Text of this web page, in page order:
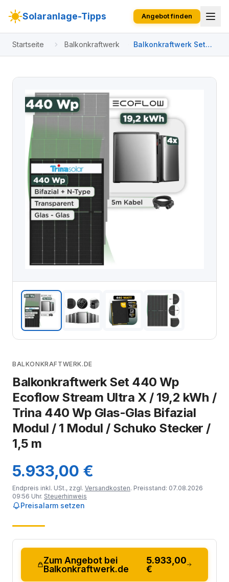
Solaranlage-Tipps Angebot finden
Startseite Balkonkraftwerk
Balkonkraftwerk Set
440 Wp Ecoflow
kWh / Trina 440 Wp
Modul / 1 Modul /
Schuko Stecker / 1,5 m
BALKONKRAFTWERK.DE
Balkonkraftwerk Set 440 Wp
Ecoflow Stream Ultra X / 19,2 kWh /
Trina 440 Wp Glas-Glas Bifazial
Modul / 1 Modul / Schuko Stecker /
1,5 m
5.933,00 €
Endpreis inkl. USt., zzgl. Versandkosten. Preisstand: 07.08.2026
09:56 Uhr. Steuerhinweis
Preisalarm setzen
Zum Angebot bei
Balkonkraftwerk.de
5.933,00
€